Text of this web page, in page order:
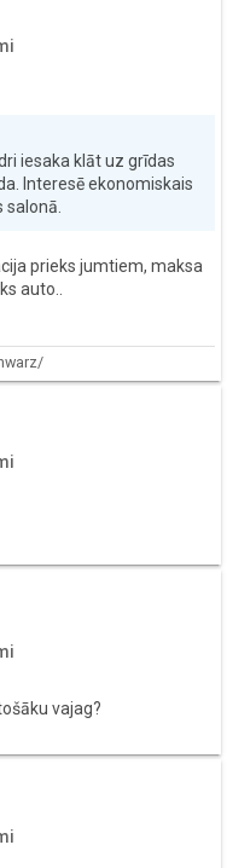
iesaka klāt uz grīdas
Interesē ekonomiskais
prieks jumtiem, maksa
auto..
vajag?